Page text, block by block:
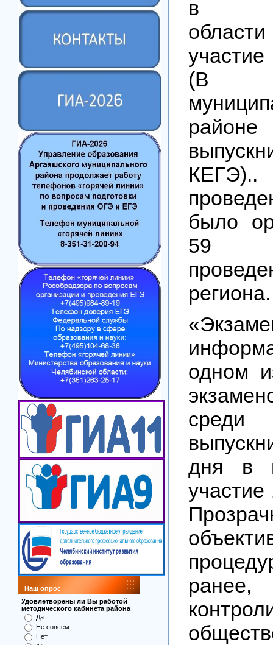
Наш опрос
Удовлетворены ли Вы работой
методического кабинета района
Да
Не совсем
Нет
в
(В
было
59
региона.
одном
дня в
ранее,